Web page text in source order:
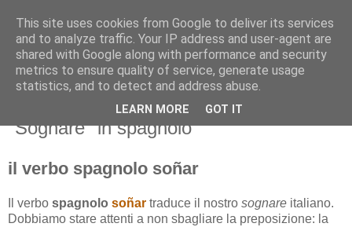
mercoledì 20 marzo 2013
"Sognare" in spagnolo
il verbo spagnolo soñar
Il verbo spagnolo soñar traduce il nostro sognare italiano.
Dobbiamo stare attenti a non sbagliare la preposizione: la
This site uses cookies from Google to deliver its services
and to analyze traffic. Your IP address and user-agent are
shared with Google along with performance and security
metrics to ensure quality of service, generate usage
statistics, and to detect and address abuse.
LEARN MORE GOT IT